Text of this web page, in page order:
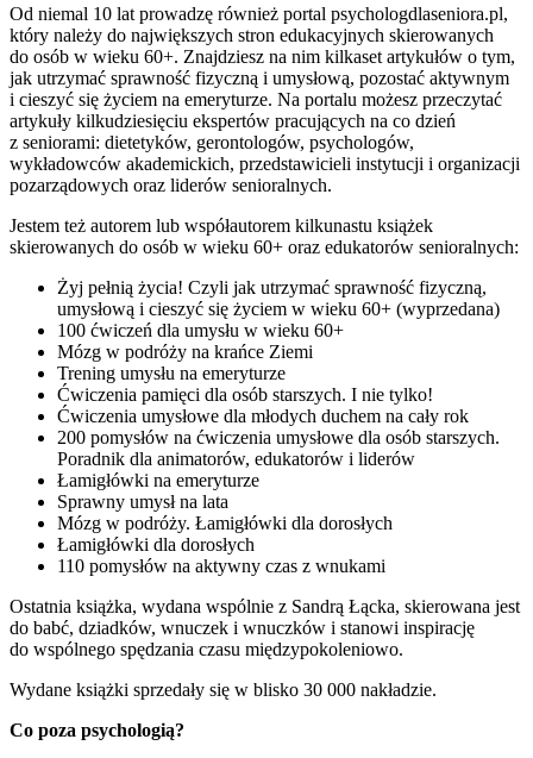
Od niemal 10 lat prowadzę również portal psychologdlaseniora.pl,
który należy do największych stron edukacyjnych skierowanych
do osób w wieku 60+. Znajdziesz na nim kilkaset artykułów o tym,
jak utrzymać sprawność fizyczną i umysłową, pozostać aktywnym
i cieszyć się życiem na emeryturze. Na portalu możesz przeczytać
artykuły kilkudziesięciu ekspertów pracujących na co dzień
z seniorami: dietetyków, gerontologów, psychologów,
wykładowców akademickich, przedstawicieli instytucji i organizacji
pozarządowych oraz liderów senioralnych.
Jestem też autorem lub współautorem kilkunastu książek
skierowanych do osób w wieku 60+ oraz edukatorów senioralnych:
Żyj pełnią życia! Czyli jak utrzymać sprawność fizyczną,
umysłową i cieszyć się życiem w wieku 60+ (wyprzedana)
100 ćwiczeń dla umysłu w wieku 60+
Mózg w podróży na krańce Ziemi
Trening umysłu na emeryturze
Ćwiczenia pamięci dla osób starszych. I nie tylko!
Ćwiczenia umysłowe dla młodych duchem na cały rok
200 pomysłów na ćwiczenia umysłowe dla osób starszych.
Poradnik dla animatorów, edukatorów i liderów
Łamigłówki na emeryturze
Sprawny umysł na lata
Mózg w podróży. Łamigłówki dla dorosłych
Łamigłówki dla dorosłych
110 pomysłów na aktywny czas z wnukami
Ostatnia książka, wydana wspólnie z Sandrą Łącka, skierowana jest
do babć, dziadków, wnuczek i wnuczków i stanowi inspirację
do wspólnego spędzania czasu międzypokoleniowo.
Wydane książki sprzedały się w blisko 30 000 nakładzie.
Co poza psychologią?